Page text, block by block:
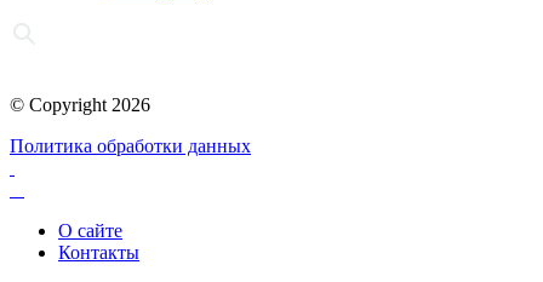
© Copyright 2026
Политика обработки данных
О сайте
Контакты